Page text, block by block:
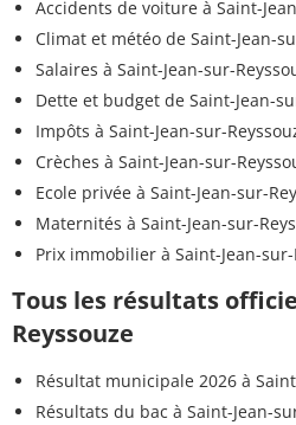
Accidents de voiture à Saint-
Climat et météo de Saint-Jean-
Salaires à Saint-Jean-sur-
Dette et budget de Saint-Jean-
Impôts à Saint-Jean-sur-
Crèches à Saint-Jean-sur-
Ecole privée à Saint-Jean-sur-
Maternités à Saint-Jean-sur-
Prix immobilier à Saint-Jean-sur-
Tous les résultats
Reyssouze
Résultat municipale 2026 à
Résultats du bac à Saint-Jean-